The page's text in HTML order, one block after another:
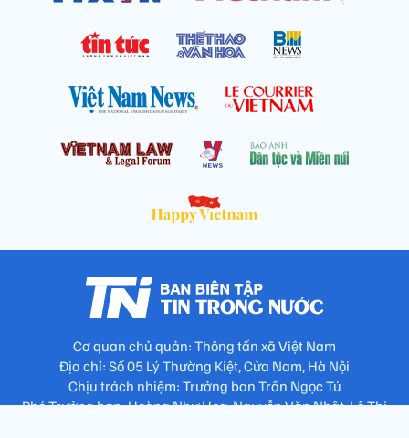
Cơ quan chủ quản: Thông tấn xã Việt Nam
Địa chỉ: Số 05 Lý Thường Kiệt, Cửa Nam, Hà Nội
Chịu trách nhiệm: Trưởng ban Trần Ngọc Tú
Phó Trưởng ban: Hoàng Như Hoa, Nguyễn Văn Nhật, Lê Thị